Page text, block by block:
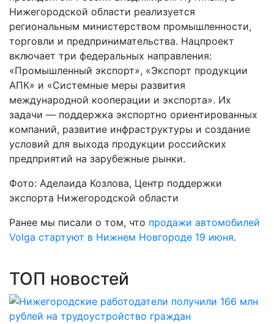
Нижегородской области реализуется
региональным министерством промышленности,
торговли и предпринимательства. Нацпроект
включает три федеральных направления:
«Промышленный экспорт», «Экспорт продукции
АПК» и «Системные меры развития
международной кооперации и экспорта». Их
задачи — поддержка экспортно ориентированных
компаний, развитие инфраструктуры и создание
условий для выхода продукции российских
предприятий на зарубежные рынки.
Фото: Аделаида Козлова, Центр поддержки
экспорта Нижегородской области
Ранее мы писали о том, что продажи автомобилей
Volga стартуют в Нижнем Новгороде 19 июня.
ТОП новостей